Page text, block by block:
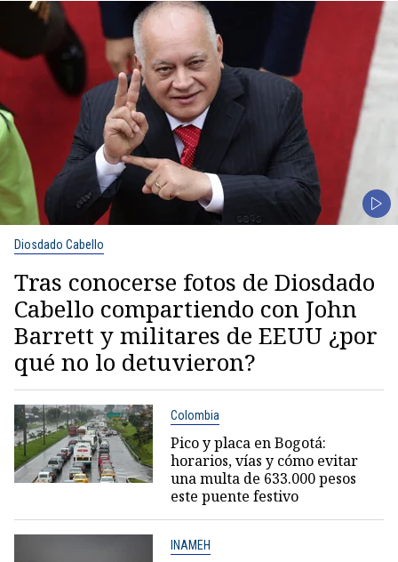
Diosdado Cabello
Tras conocerse fotos de Diosdado
Cabello compartiendo con John
Barrett y militares de EEUU ¿por
qué no lo detuvieron?
Colombia
Pico y placa en Bogotá:
horarios, vías y cómo evitar
una multa de 633.000 pesos
este puente festivo
INAMEH